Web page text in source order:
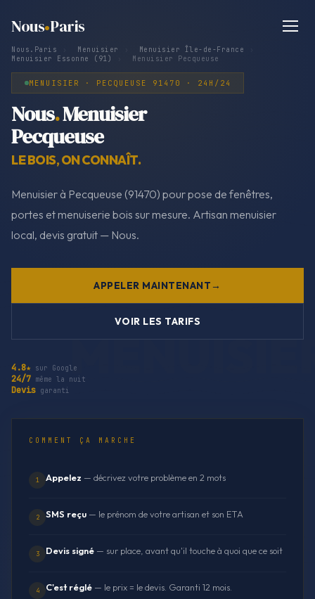
Nous Paris
Nous.Paris Menuisier Menuisier Île-de-France
Menuisier Essonne (91)
Menuisier Pecqueuse
MENUISIER · PECQUEUSE 91470 · 24H/24
Nous.Menuisier
Pecqueuse
LE BOIS, ON CONNAÎT.
Menuisier à Pecqueuse (91470) pour pose de fenêtres,
portes et menuiserie bois sur mesure. Artisan menuisier
local, devis gratuit — Nous.
APPELER MAINTENANT
VOIR LES TARIFS
4.8★ sur Google
24/7 même la nuit
Devis garanti
COMMENT ÇA MARCHE
1 Appelez — décrivez votre problème en 2 mots
2 SMS reçu — le prénom de votre artisan et son ETA
3 Devis signé — sur place, avant qu'il touche à quoi que ce soit
4 C'est réglé — le prix = le devis. Garanti 12 mois.